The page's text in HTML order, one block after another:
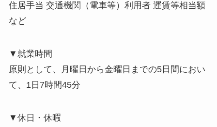
住居手当 交通機関（電車等）利用者 運賃等相当額
など
▼就業時間
原則として、月曜日から金曜日までの5日間におい
て、1日7時間45分
▼休日・休暇